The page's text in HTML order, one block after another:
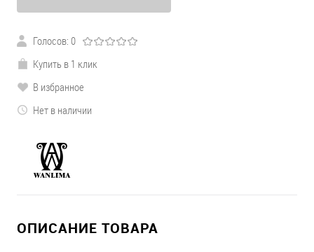
Голосов: 0
Купить в 1 клик
В избранное
Нет в наличии
ОПИСАНИЕ ТОВАРА